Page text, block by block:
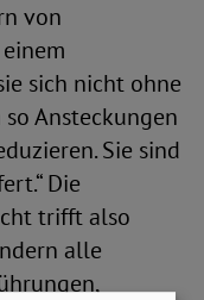
von
sich nicht ohne
Ansteckungen
Sie sind
Die
trifft also
alle